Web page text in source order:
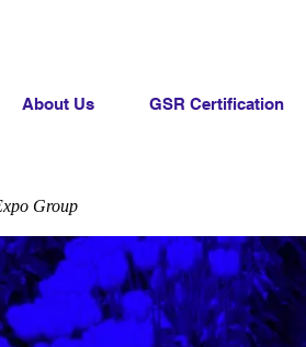
About Us GSR Certification
Group